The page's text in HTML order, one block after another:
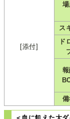
[添付]
ス
ド
報